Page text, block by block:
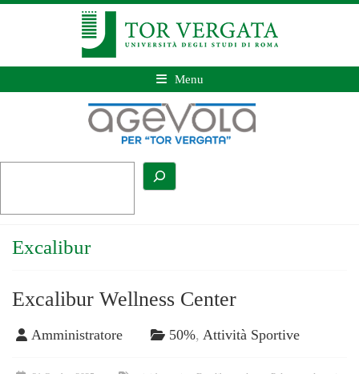
Menu
Excalibur
Excalibur Wellness Center
Amministratore 50%, Attività Sportive